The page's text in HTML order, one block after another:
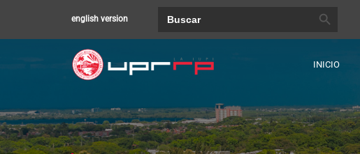
english version
INICIO